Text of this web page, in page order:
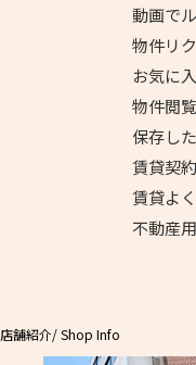
動画で
物件リ
お気に
物件閲
保存し
賃貸契
賃貸よ
不動産
店舗紹介/ Shop Info